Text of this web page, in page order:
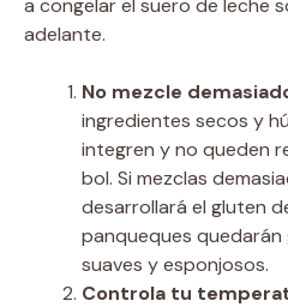
a congelar el suero de leche
adelante.
No mezcle
ingredientes secos y
integren y no queden
bol. Si mezclas
desarrollará el gluten
panqueques quedarán
suaves y esponjosos.
Controla tu